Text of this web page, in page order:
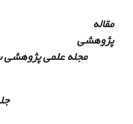
مقاله
مجله علمی پژوهشی
جلد 1، شماره 2، زمستان